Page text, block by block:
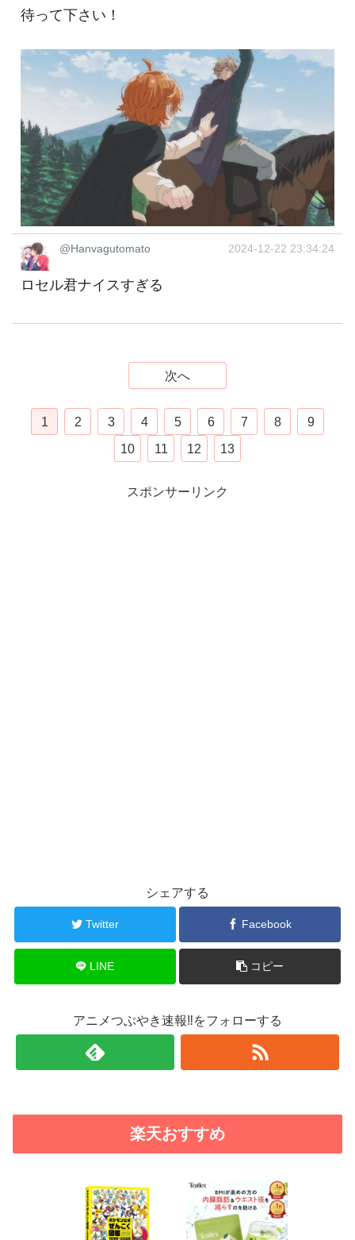
待って下さい！
@Hanvagutomato 2024-12-22 23:34:24
ロセル君ナイスすぎる
次へ
1 2 3 4 5 6 7 8
9
10
11 12 13
スポンサーリンク
シェアする
Twitter Facebook
LINE コピー
アニメつぶやき速報‼をフォローする
楽天おすすめ